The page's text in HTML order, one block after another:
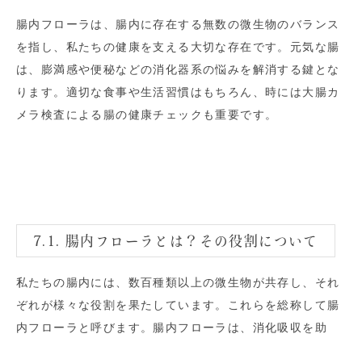
腸内フローラは、腸内に存在する無数の微生物のバランス
を指し、私たちの健康を支える大切な存在です。元気な腸
は、膨満感や便秘などの消化器系の悩みを解消する鍵とな
ります。適切な食事や生活習慣はもちろん、時には大腸カ
メラ検査による腸の健康チェックも重要です。
7.1. 腸内フローラとは？その役割について
私たちの腸内には、数百種類以上の微生物が共存し、それ
ぞれが様々な役割を果たしています。これらを総称して腸
内フローラと呼びます。腸内フローラは、消化吸収を助